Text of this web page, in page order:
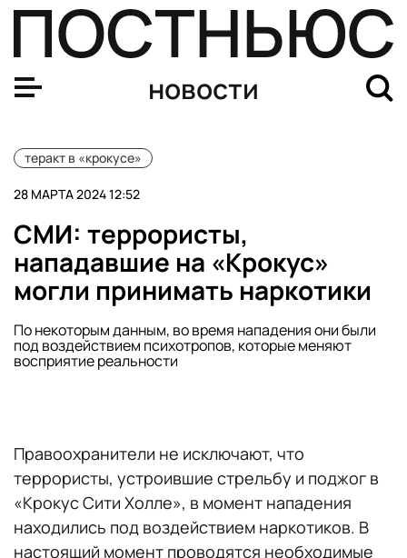
новости
теракт в «крокусе»
28 МАРТА 2024 12:52
СМИ: террористы,
нападавшие на «Крокус»
могли принимать наркотики
По некоторым данным, во время нападения они были
под воздействием психотропов, которые меняют
восприятие реальности
Правоохранители не исключают, что
террористы, устроившие стрельбу и поджог в
«Крокус Сити Холле», в момент нападения
находились под воздействием наркотиков. В
настоящий момент проводятся необходимые
СМИ: террористы, нападавшие на «Крокус» могли